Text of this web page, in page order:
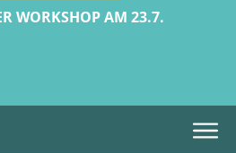
WORKSHOP AM 23.7.